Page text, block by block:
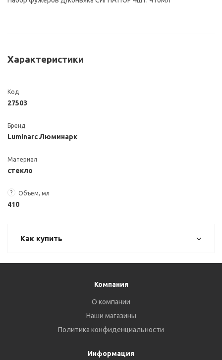
Характеристики
Код
27503
Бренд
Luminarc Люминарк
Материал
стекло
? Объем, мл
410
Как купить
Компания
О компании
Наши магазины
Политика конфиденциальности
Информация